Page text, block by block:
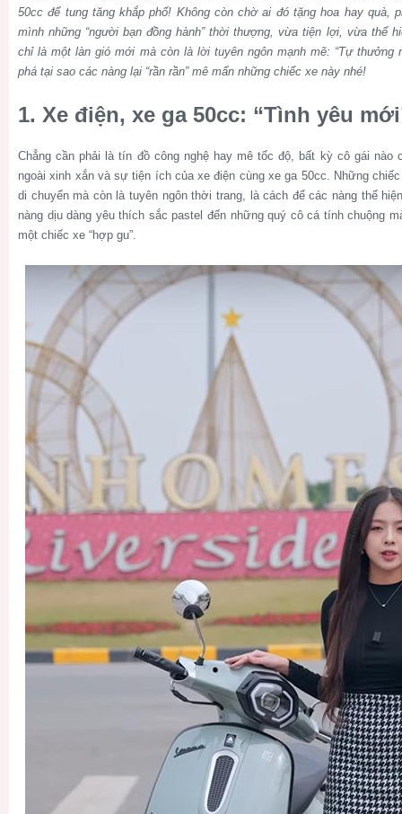
50cc để tung tăng khắp phố! Không còn chờ ai đó tặng hoa hay quà,
mình những “người bạn đồng hành” thời thượng, vừa tiện lợi, vừa thể
chỉ là một làn gió mới mà còn là lời tuyên ngôn mạnh mẽ: “Tự thưởng
phá tại sao các nàng lại “rần rần” mê mẩn những chiếc xe này nhé!
1. Xe điện, xe ga 50cc: “Tình yêu
Chẳng cần phải là tín đồ công nghệ hay mê tốc độ, bất kỳ cô gái nào
ngoài xinh xắn và sự tiện ích của xe điện cùng xe ga 50cc. Những
di chuyển mà còn là tuyên ngôn thời trang, là cách để các nàng thể
nàng dịu dàng yêu thích sắc pastel đến những quý cô cá tính chuộng
một chiếc xe “hợp gu”.